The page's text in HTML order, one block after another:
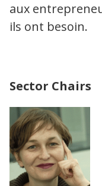
aux
ils ont besoin.
Sector Chairs